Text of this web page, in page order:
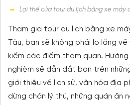
Lợi thế của tour du lịch bằng xe máy
Tham gia tour du lịch bằng xe
Tàu, bạn sẽ không phải lo lắng
kiếm các điểm tham quan. Hướng
nghiệm sẽ dẫn dắt bạn trên
giới thiệu về lịch sử, văn hóa địa
dừng chân lý thú, những quán ăn